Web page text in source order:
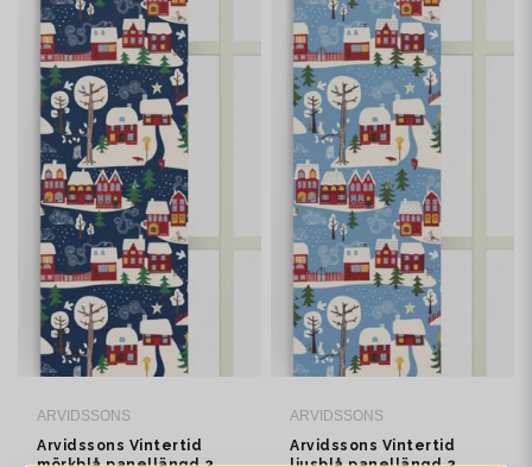
ARVIDSSONS
Arvidssons Vintertid
ARVIDSSONS
Arvidssons Vintertid